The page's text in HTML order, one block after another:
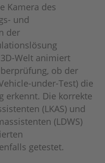
Kamera des
und
der
Welt animiert
ob der
under-Test) die
erkennt. Die korrekte
(LKAS) und
(LDWS)
getestet.